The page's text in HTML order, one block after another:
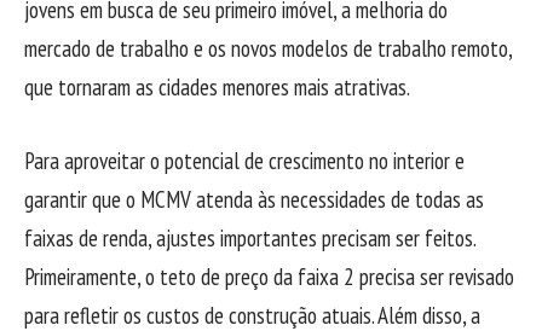
jovens em busca de seu primeiro imóvel, a melhoria do
mercado de trabalho e os novos modelos de trabalho remoto,
que tornaram as cidades menores mais atrativas.
Para aproveitar o potencial de crescimento no interior e
garantir que o MCMV atenda às necessidades de todas as
faixas de renda, ajustes importantes precisam ser feitos.
Primeiramente, o teto de preço da faixa 2 precisa ser revisado
para refletir os custos de construção atuais. Além disso, a